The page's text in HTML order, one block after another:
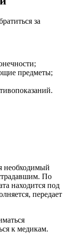
за
предметы;
необходимый
По
находится под
передает
к медикам.